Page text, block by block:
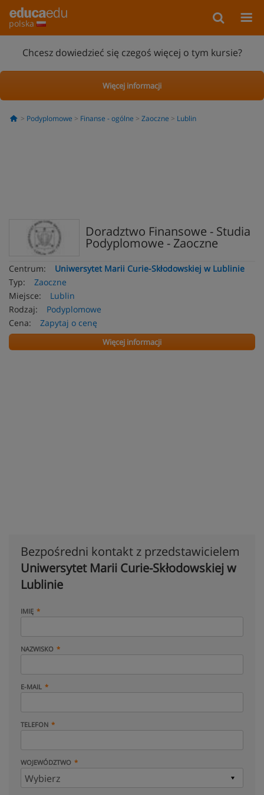
polska
Chcesz dowiedzieć się czegoś więcej o tym kursie?
Więcej informacji
Podyplomowe Finanse - ogólne Zaoczne Lublin
Doradztwo Finansowe - Studia
Podyplomowe - Zaoczne
Centrum:
Uniwersytet Marii Curie-Skłodowskiej w Lublinie
Typ:
Zaoczne
Miejsce:
Lublin
Rodzaj:
Podyplomowe
Cena:
Zapytaj o cenę
Więcej informacji
Bezpośredni kontakt z przedstawicielem
Uniwersytet Marii Curie-Skłodowskiej w
Lublinie
IMIĘ
NAZWISKO
E-MAIL
TELEFON
WOJEWÓDZTWO